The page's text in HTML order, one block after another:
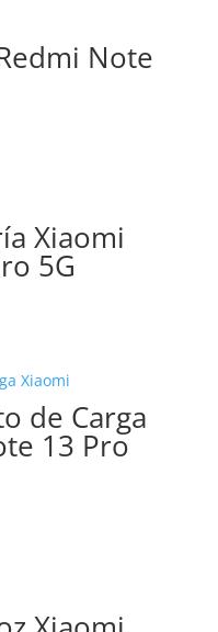
Note
Xiaomi
5G
de Carga
13 Pro